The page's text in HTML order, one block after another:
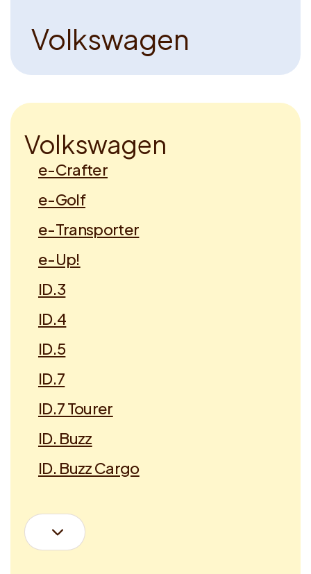
Volkswagen
Volkswagen
e-Crafter
e-Golf
e-Transporter
e-Up!
ID.3
ID.4
ID.5
ID.7
ID.7 Tourer
ID. Buzz
ID. Buzz Cargo